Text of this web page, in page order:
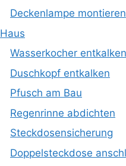
Deckenlampe montieren
Haus
Wasserkocher entkalken
Duschkopf entkalken
Pfusch am Bau
Regenrinne abdichten
Steckdosensicherung
Doppelsteckdose